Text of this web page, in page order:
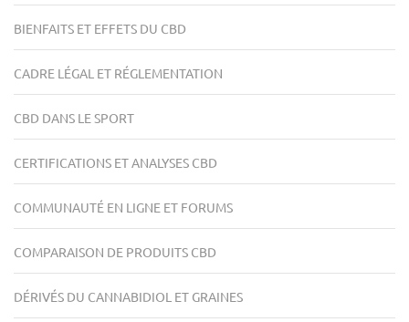
BIENFAITS ET EFFETS DU CBD
CADRE LÉGAL ET RÉGLEMENTATION
CBD DANS LE SPORT
CERTIFICATIONS ET ANALYSES CBD
COMMUNAUTÉ EN LIGNE ET FORUMS
COMPARAISON DE PRODUITS CBD
DÉRIVÉS DU CANNABIDIOL ET GRAINES